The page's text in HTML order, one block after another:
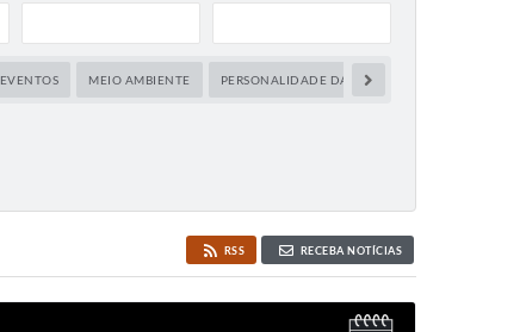
EVENTOS MEIO AMBIENTE PERSONALIDADE DA SEMANA
RSS RECEBA NOTÍCIAS